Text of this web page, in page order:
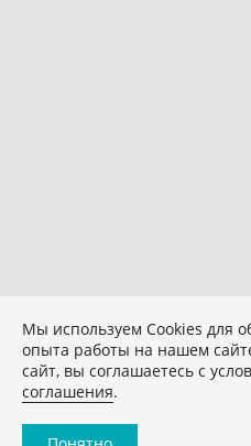
Мы используем Сookies для
опыта работы на нашем
сайт, вы соглашаетесь с
соглашения.